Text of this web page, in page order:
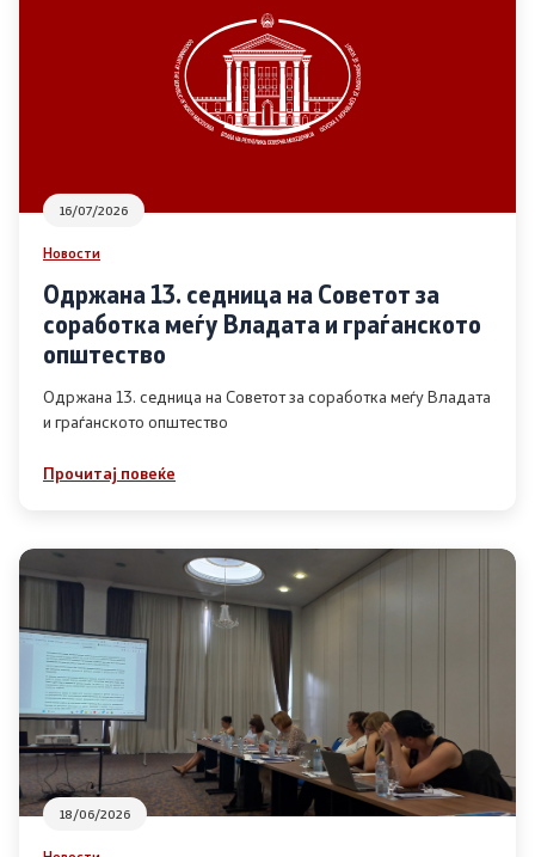
Извештаи
Список на ОЈИ
Контакт
Контакт
Линкови
Изјава за пристапност
Со еден клик до сите услуги
16/07/2026
Новости
Одржана 13. седница на Советот за
соработка меѓу Владата и граѓанското
општество
Одржана 13. седница на Советот за соработка меѓу Владата
и граѓанското општество
Прочитај повеќе
18/06/2026